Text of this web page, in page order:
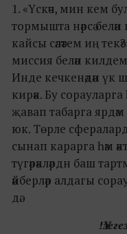
1. «Үскәч, мин кем
тормышта нәрсә
кайсы сәләтем иң
миссия белән
Инде кечкенәдән үк
кирәк. Бу
җавап табарга
юк. Төрле
сынап карарга һәм
түгәрәкләрдн баш
әйберләр алдагы
дә.